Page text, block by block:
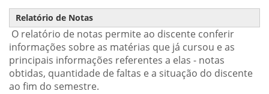
Relatório de Notas
O relatório de notas permite ao discente conferir
informações sobre as matérias que já cursou e as
principais informações referentes a elas - notas
obtidas, quantidade de faltas e a situação do discente
ao fim do semestre.